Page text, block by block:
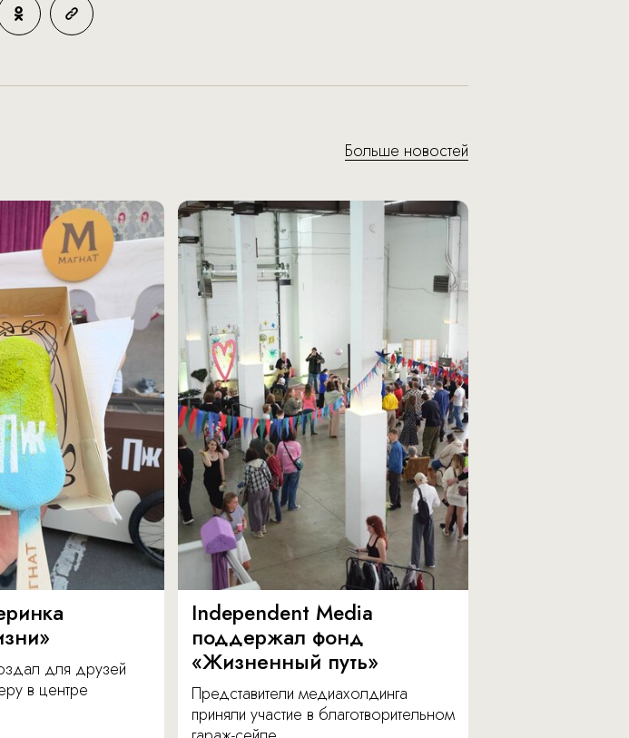
Больше новостей
для друзей
в центре
Independent Media
поддержал фонд
«Жизненный путь»
Представители медиахолдинга
приняли участие в благотворительном